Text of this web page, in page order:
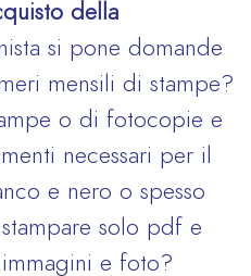
della
si pone domande
mensili di stampe?
o di fotocopie e
necessari per il
e nero o spesso
solo pdf e
e foto?